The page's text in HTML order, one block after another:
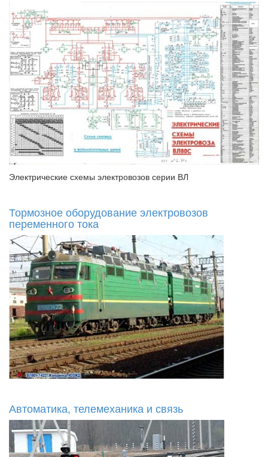
Электрические схемы электровозов серии ВЛ
Тормозное оборудование электровозов
переменного тока
Автоматика, телемеханика и связь